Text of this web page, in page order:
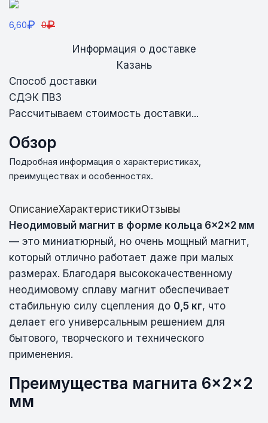
6,60₽ 0₽
Информация о доставке
Казань
Способ доставки
СДЭК ПВЗ
Рассчитываем стоимость доставки...
Обзор
Подробная информация о характеристиках,
преимуществах и особенностях.
ОписаниеХарактеристикиОтзывы
Неодимовый магнит в форме кольца 6×2×2 мм
— это миниатюрный, но очень мощный магнит,
который отлично работает даже при малых
размерах. Благодаря высококачественному
неодимовому сплаву магнит обеспечивает
стабильную силу сцепления до 0,5 кг, что
делает его универсальным решением для
бытового, творческого и технического
применения.
Преимущества магнита 6×2×2
мм